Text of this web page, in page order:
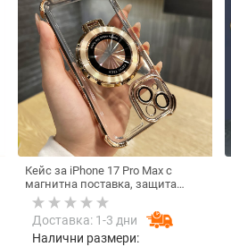
Кейс за iPhone 17 Pro Max с
магнитна поставка, защита
срещу изпускане на четирите
ъгъла, акрилен корпус с
електроплатиран финиш
Доставка: 1-3 дни
Налични размери: